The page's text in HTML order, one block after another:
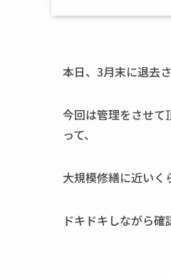
本日、3月末に退去
今回は管理をさせて
って、
大規模修繕に近いく
ドキドキしながら確